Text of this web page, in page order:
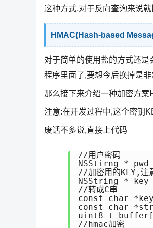
这种方式,对于反向查询来说
HMAC(Hash-based
对于简单的使用盐的方式还
程序里面了,要想今后换掉是非
那么接下来介绍一种加密方案
注意:在开发过程中,这个密钥
废话不多说,直接上代码
//用户密码
NSStirng * pwd
//加密用的KEY,注
NSString * key
//转成C串
const char
const char
uint8_t
//hmac加密